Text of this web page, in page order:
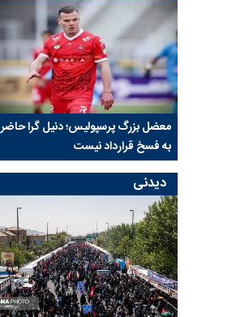
معضل بزرگ پرسپولیس؛ دنیل گرا حاضر
به فسخ قرارداد نیست
دیدنی